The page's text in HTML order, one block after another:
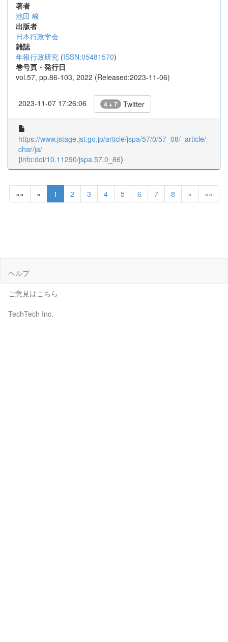
著者
池田 峻
出版者
日本行政学会
雑誌
年報行政研究 (ISSN:05481570)
巻号頁・発行日
vol.57, pp.86-103, 2022 (Released:2023-11-06)
2023-11-07 17:26:06 4 + 7 Twitter
https://www.jstage.jst.go.jp/article/jspa/57/0/57_08/_article/-
char/ja/
(info:doi/10.11290/jspa.57.0_86)
«« « 1 2 3 4 5 6 7 8 » »»
ヘルプ
ご意見はこちら
TechTech Inc.